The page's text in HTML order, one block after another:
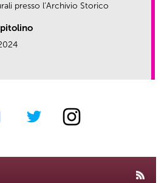
presso l’Archivio Storico